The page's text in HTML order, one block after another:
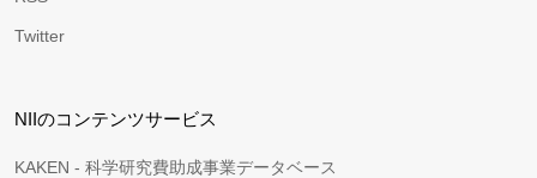
Twitter
NIIのコンテンツサービス
KAKEN - 科学研究費助成事業データベース